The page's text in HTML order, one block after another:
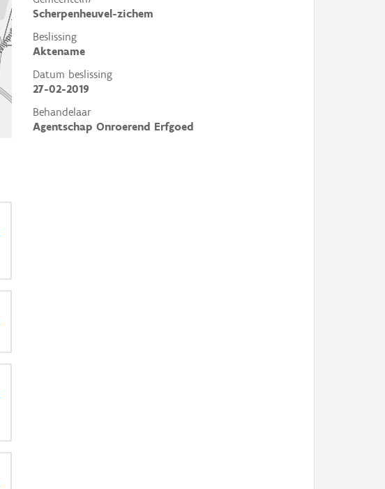
Scherpenheuvel-zichem
Beslissing
Aktename
Datum beslissing
27-02-2019
Behandelaar
Agentschap Onroerend Erfgoed